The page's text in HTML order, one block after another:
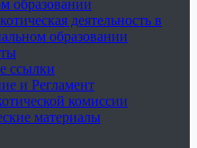
образовании
деятельность в
образовании
ссылки
и Регламент
комиссии
материалы